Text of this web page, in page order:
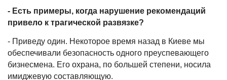
- Есть примеры, когда нарушение рекомендаций
привело к трагической развязке?
- Приведу один. Некоторое время назад в Киеве мы
обеспечивали безопасность одного преуспевающего
бизнесмена. Его охрана, по большей степени, носила
имиджевую составляющую.